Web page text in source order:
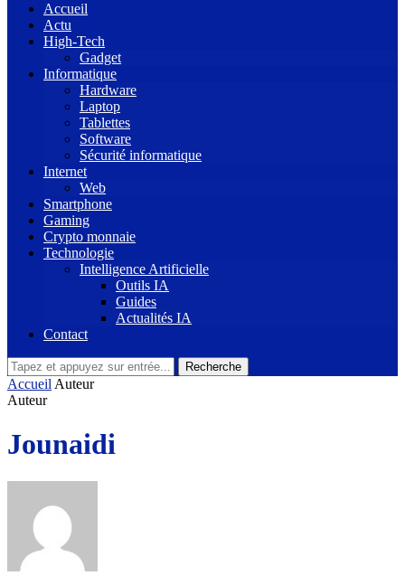
Accueil
Actu
High-Tech
Gadget
Informatique
Hardware
Laptop
Tablettes
Software
Sécurité informatique
Internet
Web
Smartphone
Gaming
Crypto monnaie
Technologie
Intelligence Artificielle
Outils IA
Guides
Actualités IA
Contact
Recherche
Accueil Auteur
Auteur
Jounaidi